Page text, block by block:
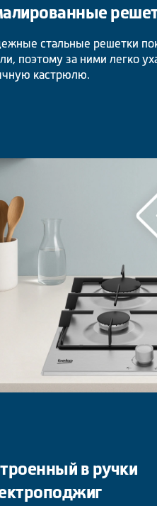
стальные решетки
поэтому за ними легко
кастрюлю.
в ручки